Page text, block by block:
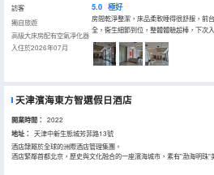
訪客
獨自旅遊
高級大床房配有空氣凈化器
入住於2026年07月
5.0 極好
房間乾淨整潔，床品柔軟睡得很舒服，前
全，衞生細節到位，整體體驗超棒，下次
天津濱海東方智選假日酒店
開業時間： 2022
地址：
天津中新生態城芳菲路13號
酒店隸屬於全球的洲際酒店管理集團。
酒店緊鄰首都北京，歷史與文化融合的一座濱海城市，素有”渤海明珠
中新生態城旅遊區，15分鐘車程內有方特歡樂世界，媽祖文化園，億